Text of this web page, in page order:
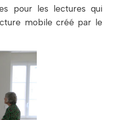
pour les lectures qui
mobile créé par le